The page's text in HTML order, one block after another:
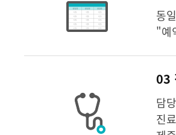
동
"예
03
담
진